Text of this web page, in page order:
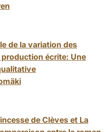
de la variation des
écrite: Une
de Clèves et La